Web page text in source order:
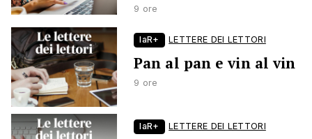
9 ore
laR+ LETTERE DEI LETTORI
Pan al pan e vin al vin
9 ore
laR+ LETTERE DEI LETTORI